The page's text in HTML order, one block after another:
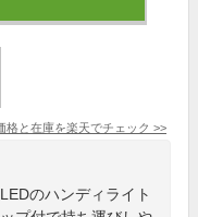
格と在庫を楽天でチェック >>
のハンディライト